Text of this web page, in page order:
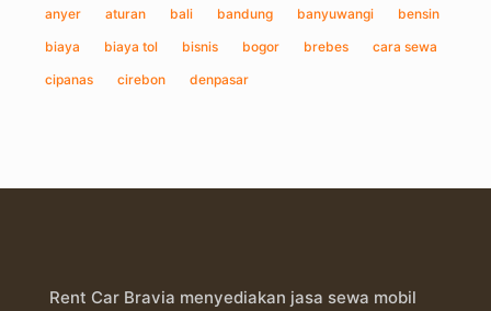
anyer aturan bali bandung banyuwangi
bensin
biaya
biaya tol bisnis bogor brebes
cara sewa
cipanas
cirebon denpasar
Rent Car Bravia menyediakan jasa sewa mobil